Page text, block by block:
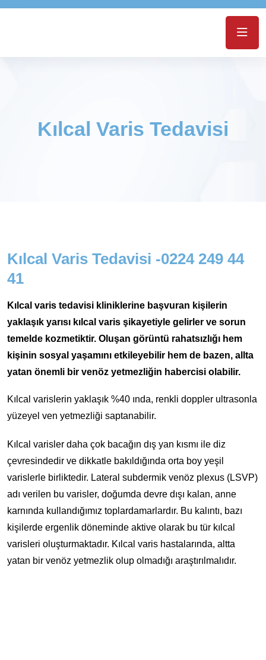
Kılcal Varis Tedavisi
Kılcal Varis Tedavisi -0224 249 44
41
Kılcal varis tedavisi kliniklerine başvuran kişilerin
yaklaşık yarısı kılcal varis şikayetiyle gelirler ve sorun
temelde kozmetiktir. Oluşan görüntü rahatsızlığı hem
kişinin sosyal yaşamını etkileyebilir hem de bazen, allta
yatan önemli bir venöz yetmezliğin habercisi olabilir.
Kılcal varislerin yaklaşık %40 ında, renkli doppler ultrasonla
yüzeyel ven yetmezliği saptanabilir.
Kılcal varisler daha çok bacağın dış yan kısmı ile diz
çevresindedir ve dikkatle bakıldığında orta boy yeşil
varislerle birliktedir. Lateral subdermik venöz plexus (LSVP)
adı verilen bu varisler, doğumda devre dışı kalan, anne
karnında kullandığımız toplardamarlardır. Bu kalıntı, bazı
kişilerde ergenlik döneminde aktive olarak bu tür kılcal
varisleri oluşturmaktadır. Kılcal varis hastalarında, altta
yatan bir venöz yetmezlik olup olmadığı araştırılmalıdır.